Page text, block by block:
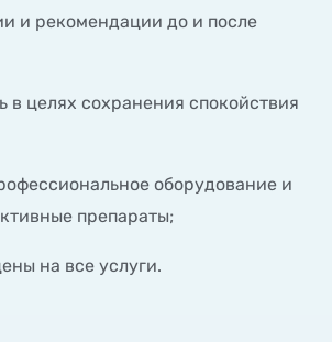
и рекомендации до и после
в целях сохранения спокойствия
оборудование и
препараты;
на все услуги.